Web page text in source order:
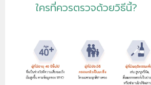
ใครที่ควรตรวจด้วยวิธีนี้?